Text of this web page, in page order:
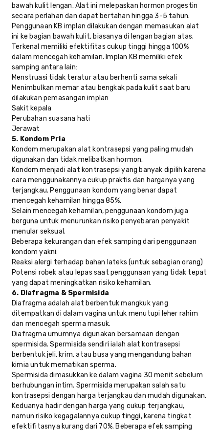
bawah kulit lengan. Alat ini melepaskan hormon progestin
secara perlahan dan dapat bertahan hingga 3-5 tahun.
Penggunaan KB implan dilakukan dengan memasukan alat
ini ke bagian bawah kulit, biasanya di lengan bagian atas.
Terkenal memiliki efektifitas cukup tinggi hingga 100%
dalam mencegah kehamilan. Implan KB memiliki efek
samping antara lain:
Menstruasi tidak teratur atau berhenti sama sekali
Menimbulkan memar atau bengkak pada kulit saat baru
dilakukan pemasangan implan
Sakit kepala
Perubahan suasana hati
Jerawat
5. Kondom Pria
Kondom merupakan alat kontrasepsi yang paling mudah
digunakan dan tidak melibatkan hormon.
Kondom menjadi alat kontrasepsi yang banyak dipilih karena
cara menggunakannya cukup praktis dan harganya yang
terjangkau. Penggunaan kondom yang benar dapat
mencegah kehamilan hingga 85%.
Selain mencegah kehamilan, penggunaan kondom juga
berguna untuk menurunkan risiko penyebaran penyakit
menular seksual.
Beberapa kekurangan dan efek samping dari penggunaan
kondom yakni:
Reaksi alergi terhadap bahan lateks (untuk sebagian orang)
Potensi robek atau lepas saat penggunaan yang tidak tepat
yang dapat meningkatkan risiko kehamilan.
6. Diafragma & Spermisida
Diafragma adalah alat berbentuk mangkuk yang
ditempatkan di dalam vagina untuk menutupi leher rahim
dan mencegah sperma masuk.
Diafragma umumnya digunakan bersamaan dengan
spermisida. Spermisida sendiri ialah alat kontrasepsi
berbentuk jeli, krim, atau busa yang mengandung bahan
kimia untuk mematikan sperma.
Spermisida dimasukkan ke dalam vagina 30 menit sebelum
berhubungan intim. Spermisida merupakan salah satu
kontrasepsi dengan harga terjangkau dan mudah digunakan.
Keduanya hadir dengan harga yang cukup terjangkau,
namun risiko kegagalannya cukup tinggi, karena tingkat
efektifitasnya kurang dari 70%. Beberapa efek samping